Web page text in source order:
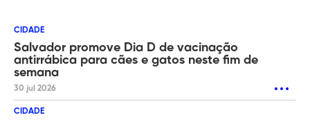
CIDADE
Salvador promove Dia D de vacinação
antirrábica para cães e gatos neste fim de
semana
30 jul 2026
CIDADE